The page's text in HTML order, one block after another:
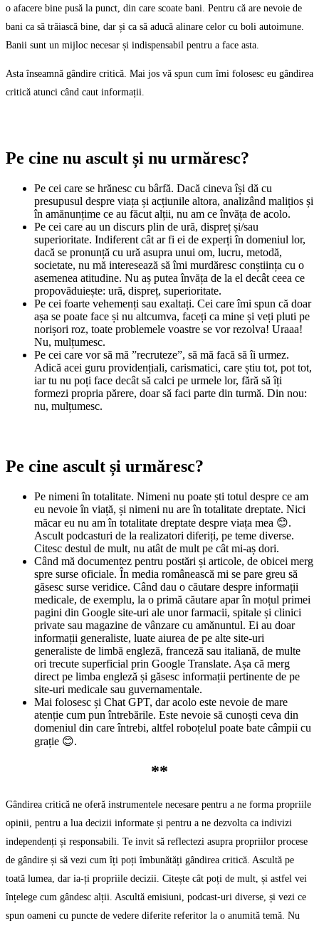
o afacere bine pusă la punct, din care scoate bani. Pentru că are nevoie de
bani ca să trăiască bine, dar și ca să aducă alinare celor cu boli autoimune.
Banii sunt un mijloc necesar și indispensabil pentru a face asta.
Asta înseamnă gândire critică. Mai jos vă spun cum îmi folosesc eu gândirea
critică atunci când caut informații.
Pe cine nu ascult și nu urmăresc?
Pe cei care se hrănesc cu bârfă. Dacă cineva își dă cu
presupusul despre viața și acțiunile altora, analizând malițios și
în amănunțime ce au făcut alții, nu am ce învăța de acolo.
Pe cei care au un discurs plin de ură, dispreț și/sau
superioritate. Indiferent cât ar fi ei de experți în domeniul lor,
dacă se pronunță cu ură asupra unui om, lucru, metodă,
societate, nu mă interesează să îmi murdăresc conștiința cu o
asemenea atitudine. Nu aș putea învăța de la el decât ceea ce
propovăduiește: ură, dispreț, superioritate.
Pe cei foarte vehemenți sau exaltați. Cei care îmi spun că doar
așa se poate face și nu altcumva, faceți ca mine și veți pluti pe
norișori roz, toate problemele voastre se vor rezolva! Uraaa!
Nu, mulțumesc.
Pe cei care vor să mă ”recruteze”, să mă facă să îi urmez.
Adică acei guru providențiali, carismatici, care știu tot, pot tot,
iar tu nu poți face decât să calci pe urmele lor, fără să îți
formezi propria părere, doar să faci parte din turmă. Din nou:
nu, mulțumesc.
Pe cine ascult și urmăresc?
Pe nimeni în totalitate. Nimeni nu poate ști totul despre ce am
eu nevoie în viață, și nimeni nu are în totalitate dreptate. Nici
măcar eu nu am în totalitate dreptate despre viața mea 😊.
Ascult podcasturi de la realizatori diferiți, pe teme diverse.
Citesc destul de mult, nu atât de mult pe cât mi-aș dori.
Când mă documentez pentru postări și articole, de obicei merg
spre surse oficiale. În media românească mi se pare greu să
găsesc surse veridice. Când dau o căutare despre informații
medicale, de exemplu, la o primă căutare apar în moțul primei
pagini din Google site-uri ale unor farmacii, spitale și clinici
private sau magazine de vânzare cu amănuntul. Ei au doar
informații generaliste, luate aiurea de pe alte site-uri
generaliste de limbă engleză, franceză sau italiană, de multe
ori trecute superficial prin Google Translate. Așa că merg
direct pe limba engleză și găsesc informații pertinente de pe
site-uri medicale sau guvernamentale.
Mai folosesc și Chat GPT, dar acolo este nevoie de mare
atenție cum pun întrebările. Este nevoie să cunoști ceva din
domeniul din care întrebi, altfel roboțelul poate bate câmpii cu
grație 😊.
**
Gândirea critică ne oferă instrumentele necesare pentru a ne forma propriile
opinii, pentru a lua decizii informate și pentru a ne dezvolta ca indivizi
independenți și responsabili. Te invit să reflectezi asupra propriilor procese
de gândire și să vezi cum îți poți îmbunătăți gândirea critică. Ascultă pe
toată lumea, dar ia-ți propriile decizii. Citește cât poți de mult, și astfel vei
înțelege cum gândesc alții. Ascultă emisiuni, podcast-uri diverse, și vezi ce
spun oameni cu puncte de vedere diferite referitor la o anumită temă. Nu